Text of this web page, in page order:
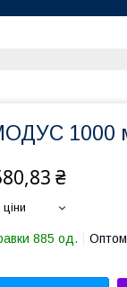
1000
₴
885 од. Оптом